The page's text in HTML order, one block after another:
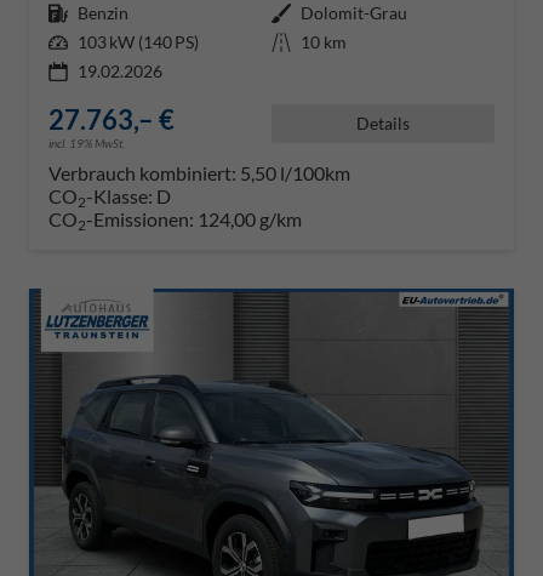
Kraftstoff Benzin Außenfarbe Dolomit-Grau
Leistung 103 kW (140 PS) Kilometerstand 10 km
19.02.2026
27.763,– €
incl. 19% MwSt.
Details
Verbrauch kombiniert: 5,50 l/100km
CO2-Klasse: D
CO2-Emissionen: 124,00 g/km